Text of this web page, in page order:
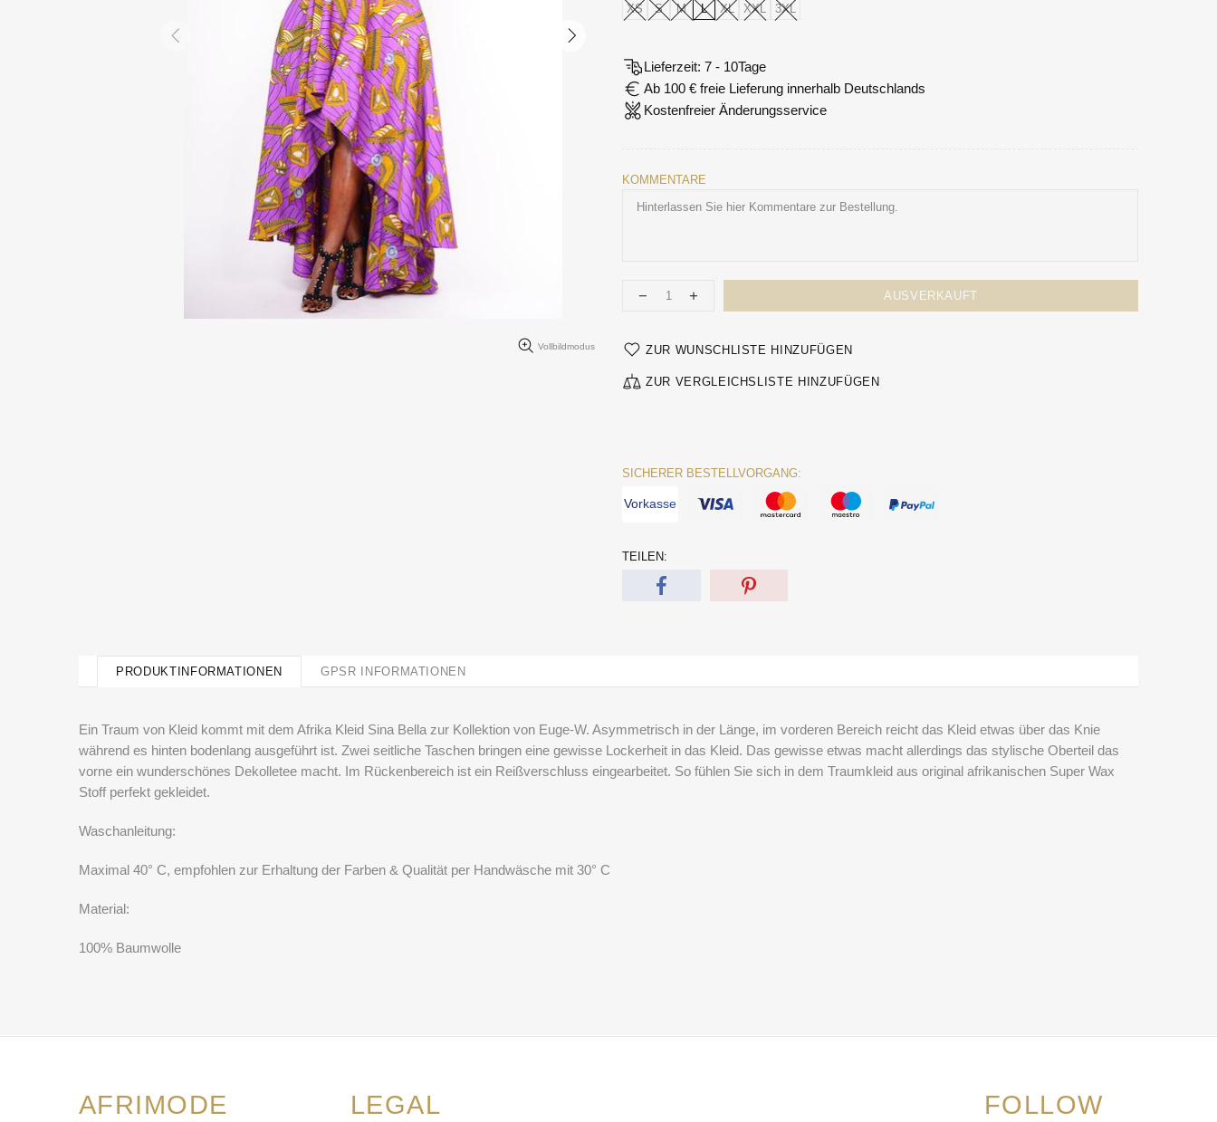
Vollbildmodus
XS
S M L XL XXL 3XL
Lieferzeit: 7 - 10Tage
Ab 100 € freie Lieferung innerhalb Deutschlands
Kostenfreier Änderungsservice
KOMMENTARE
AUSVERKAUFT
ZUR WUNSCHLISTE HINZUFÜGEN
ZUR VERGLEICHSLISTE HINZUFÜGEN
SICHERER BESTELLVORGANG:
Vorkasse
TEILEN:
PRODUKTINFORMATIONEN GPSR INFORMATIONEN
Ein Traum von Kleid kommt mit dem Afrika Kleid Sina Bella zur Kollektion von Euge-W. Asymmetrisch in der Länge, im vorderen Bereich reicht das Kleid etwas über das Knie
während es hinten bodenlang ausgeführt ist. Zwei seitliche Taschen bringen eine gewisse Lockerheit in das Kleid. Das gewisse etwas macht allerdings das stylische Oberteil das
vorne ein wunderschönes Dekolletee macht. Im Rückenbereich ist ein Reißverschluss eingearbeitet. So fühlen Sie sich in dem Traumkleid aus original afrikanischen Super Wax
Stoff perfekt gekleidet.
Waschanleitung:
Maximal 40° C, empfohlen zur Erhaltung der Farben & Qualität per Handwäsche mit 30° C
Material:
100% Baumwolle
AFRIMODE LEGAL FOLLOW